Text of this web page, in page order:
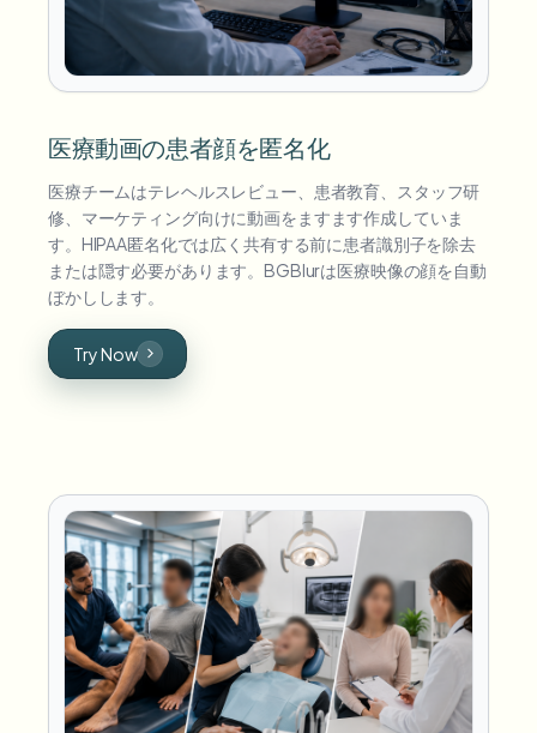
医療動画の患者顔を匿名化
医療チームはテレヘルスレビュー、患者教育、スタッフ研
修、マーケティング向けに動画をますます作成していま
す。HIPAA匿名化では広く共有する前に患者識別子を除去
または隠す必要があります。BGBlurは医療映像の顔を自動
ぼかしします。
Try Now